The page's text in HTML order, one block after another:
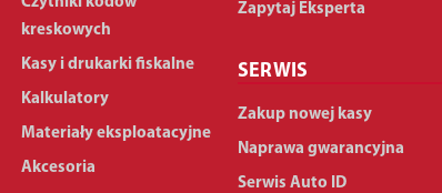
kreskowych
Kasy i drukarki fiskalne
Kalkulatory
Materiały eksploatacyjne
Akcesoria
Zapytaj Eksperta
SERWIS
Zakup nowej kasy
Naprawa gwarancyjna
Serwis Auto ID